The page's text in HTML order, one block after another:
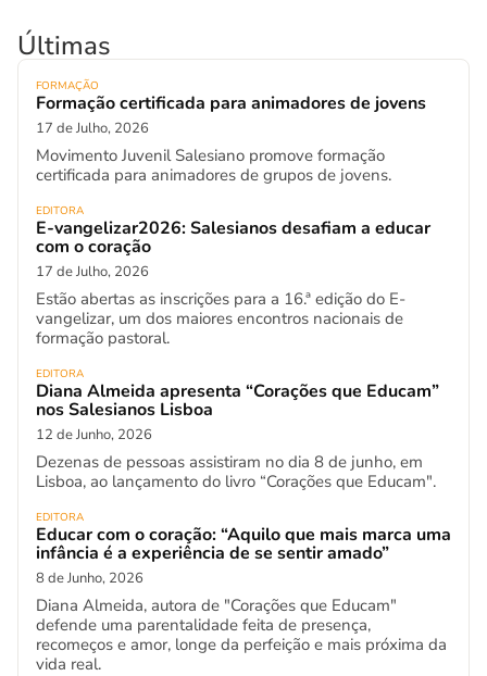
Últimas
FORMAÇÃO
Formação certificada para animadores de jovens
17 de Julho, 2026
Movimento Juvenil Salesiano promove formação
certificada para animadores de grupos de jovens.
EDITORA
E-vangelizar2026: Salesianos desafiam a educar
com o coração
17 de Julho, 2026
Estão abertas as inscrições para a 16.ª edição do E-
vangelizar, um dos maiores encontros nacionais de
formação pastoral.
EDITORA
Diana Almeida apresenta “Corações que Educam”
nos Salesianos Lisboa
12 de Junho, 2026
Dezenas de pessoas assistiram no dia 8 de junho, em
Lisboa, ao lançamento do livro “Corações que Educam".
EDITORA
Educar com o coração: “Aquilo que mais marca uma
infância é a experiência de se sentir amado”
8 de Junho, 2026
Diana Almeida, autora de "Corações que Educam"
defende uma parentalidade feita de presença,
recomeços e amor, longe da perfeição e mais próxima da
vida real.